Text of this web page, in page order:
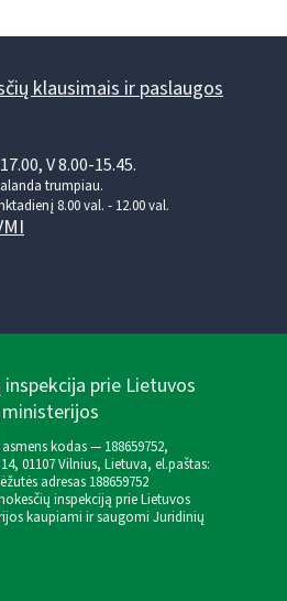
klausimais ir paslaugos
V 8.00-15.45.
trumpiau.
8.00 val. - 12.00 val.
prie Lietuvos
kodas — 188659752,
01107 Vilnius, Lietuva, el.paštas:
adresas 188659752
inspekciją prie Lietuvos
kaupiami ir saugomi Juridinių